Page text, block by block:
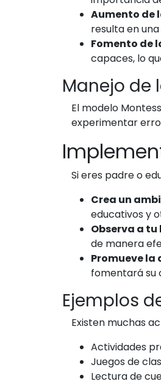
Aumento de
resulta en
Fomento de
capaces, lo
Manejo de
El modelo
experimentar
Si eres padre o
Crea un
educativos y
Observa a tu
de manera
Promueve
fomentará su
Ejemplos
Existen muchas
Actividades
Juegos de
Lectura de